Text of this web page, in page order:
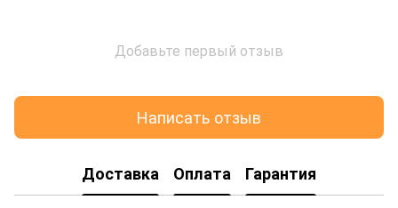
Добавьте первый отзыв
Написать отзыв
Доставка Оплата Гарантия